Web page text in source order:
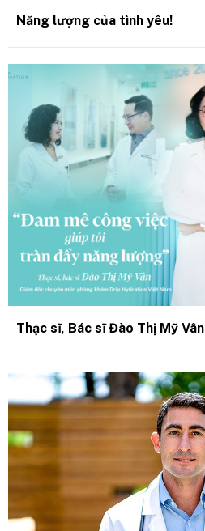
Năng lượng của tình yêu!
Thạc sĩ, Bác sĩ Đào Thị Mỹ Vân